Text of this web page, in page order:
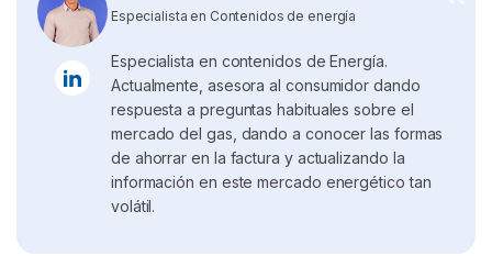
Especialista en Contenidos de energía
Especialista en contenidos de Energía.
Actualmente, asesora al consumidor dando
respuesta a preguntas habituales sobre el
mercado del gas, dando a conocer las formas
de ahorrar en la factura y actualizando la
información en este mercado energético tan
volátil.